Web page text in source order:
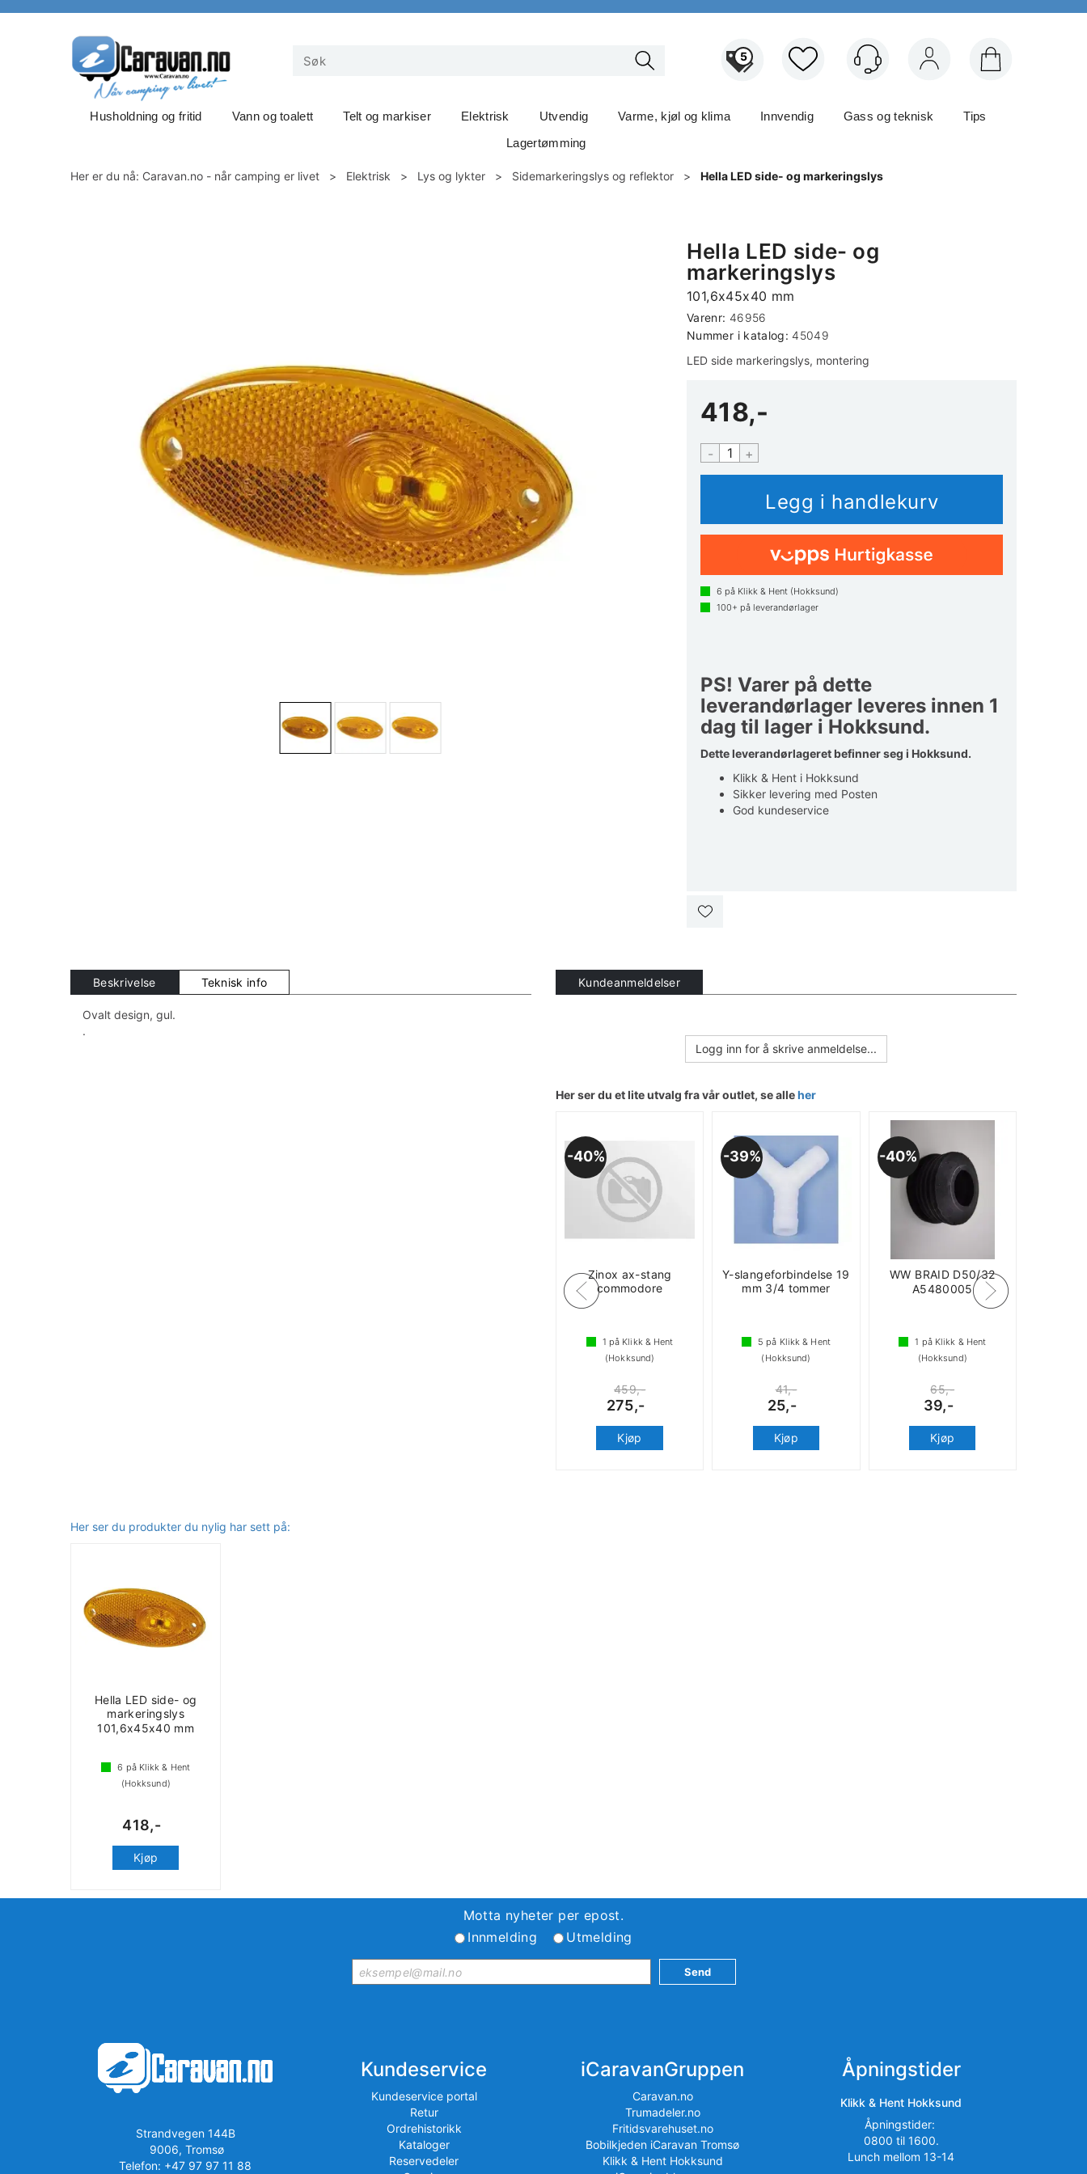
5
Husholdning og fritid Vann og toalett Telt og markiser Elektrisk Utvendig Varme, kjøl og klima Innvendig Gass og teknisk
Tips
Lagertømming
Her er du nå: Caravan.no - når camping er livet > Elektrisk > Lys og lykter > Sidemarkeringslys og reflektor > Hella LED side- og markeringslys
Hella LED side- og
markeringslys
101,6x45x40 mm
Varenr: 46956
Nummer i katalog: 45049
LED side markeringslys, montering
418,-
- +
6 på Klikk & Hent (Hokksund)
100+ på leverandørlager
PS! Varer på dette
leverandørlager leveres innen 1
dag til lager i Hokksund.
Dette leverandørlageret befinner seg i Hokksund.
Klikk & Hent i Hokksund
Sikker levering med Posten
God kundeservice
Beskrivelse Teknisk info
Ovalt design, gul.
.
Kundeanmeldelser
Logg inn for å skrive anmeldelse...
Her ser du et lite utvalg fra vår outlet, se alleher
40%
Zinox ax-stang
commodore
1 på Klikk & Hent
(Hokksund)
459,-
275,-
Kjøp
39%
Y-slangeforbindelse 19
mm 3/4 tommer
5 på Klikk & Hent
(Hokksund)
41,-
25,-
Kjøp
40%
WW BRAID D50/32
A5480005
1 på Klikk & Hent
(Hokksund)
65,-
39,-
Kjøp
Her ser du produkter du nylig har sett på:
Hella LED side- og
markeringslys
101,6x45x40 mm
6 på Klikk & Hent
(Hokksund)
418,-
Kjøp
Motta nyheter per epost.
Innmelding
Utmelding
Strandvegen 144B
9006, Tromsø
Telefon: +47 97 97 11 88
Kundeservice
Kundeservice portal
Retur
Ordrehistorikk
Kataloger
Reservedeler
iCaravanGruppen
Caravan.no
Trumadeler.no
Fritidsvarehuset.no
Bobilkjeden iCaravan Tromsø
Klikk & Hent Hokksund
Åpningstider
Klikk & Hent Hokksund
Åpningstider:
0800 til 1600.
Lunch mellom 13-14